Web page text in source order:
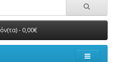
- 0,00€